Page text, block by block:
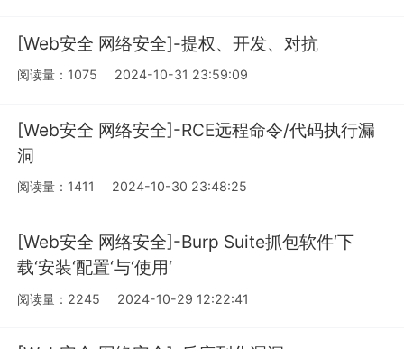
[Web安全 网络安全]-提权、开发、对抗
阅读量：1075 2024-10-31 23:59:09
[Web安全 网络安全]-RCE远程命令/代码执行漏
洞
阅读量：1411 2024-10-30 23:48:25
[Web安全 网络安全]-Burp Suite抓包软件‘下
载‘安装‘配置‘与‘使用‘
阅读量：2245 2024-10-29 12:22:41